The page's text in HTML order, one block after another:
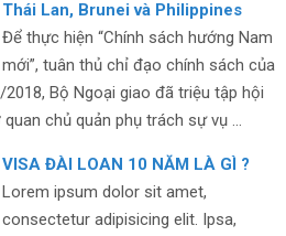
Thái Lan, Brunei và Philippines
Để thực hiện “Chính sách hướng Nam
mới”, tuân thủ chỉ đạo chính sách của
Bộ Ngoại giao đã triệu tập hội
chủ quản phụ trách sự vụ ...
VISA ĐÀI LOAN 10 NĂM LÀ GÌ ?
Lorem ipsum dolor sit amet,
consectetur adipisicing elit. Ipsa,